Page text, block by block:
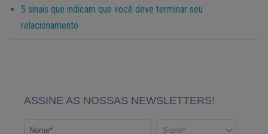
5 sinais que indicam que você deve terminar seu
relacionamento